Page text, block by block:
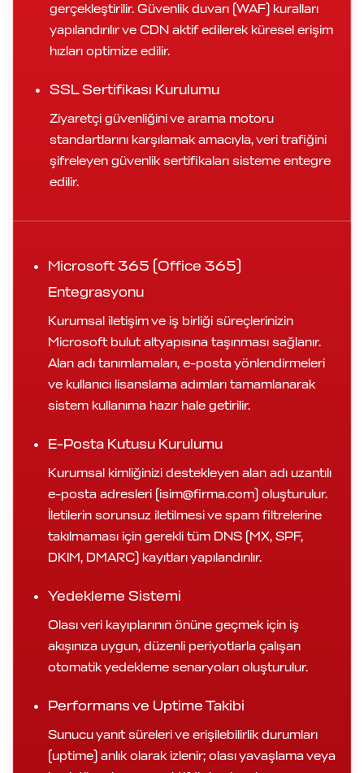
gerçekleştirilir. Güvenlik duvarı (WAF) kuralları
yapılandırılır ve CDN aktif edilerek küresel erişim
hızları optimize edilir.
SSL Sertifikası Kurulumu
Ziyaretçi güvenliğini ve arama motoru
standartlarını karşılamak amacıyla, veri trafiğini
şifreleyen güvenlik sertifikaları sisteme entegre
edilir.
Microsoft 365 (Office 365)
Entegrasyonu
Kurumsal iletişim ve iş birliği süreçlerinizin
Microsoft bulut altyapısına taşınması sağlanır.
Alan adı tanımlamaları, e-posta yönlendirmeleri
ve kullanıcı lisanslama adımları tamamlanarak
sistem kullanıma hazır hale getirilir.
E-Posta Kutusu Kurulumu
Kurumsal kimliğinizi destekleyen alan adı uzantılı
e-posta adresleri (isim@firma.com) oluşturulur.
İletilerin sorunsuz iletilmesi ve spam filtrelerine
takılmaması için gerekli tüm DNS (MX, SPF,
DKIM, DMARC) kayıtları yapılandırılır.
Yedekleme Sistemi
Olası veri kayıplarının önüne geçmek için iş
akışınıza uygun, düzenli periyotlarla çalışan
otomatik yedekleme senaryoları oluşturulur.
Performans ve Uptime Takibi
Sunucu yanıt süreleri ve erişilebilirlik durumları
(uptime) anlık olarak izlenir; olası yavaşlama veya